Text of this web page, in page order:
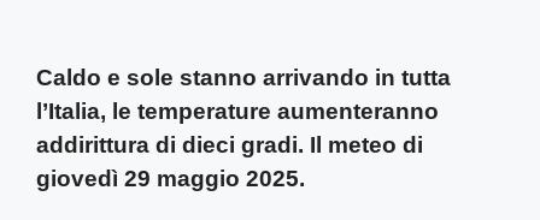
Caldo e sole stanno arrivando in tutta
l’Italia, le temperature aumenteranno
addirittura di dieci gradi. Il meteo di
giovedì 29 maggio 2025.